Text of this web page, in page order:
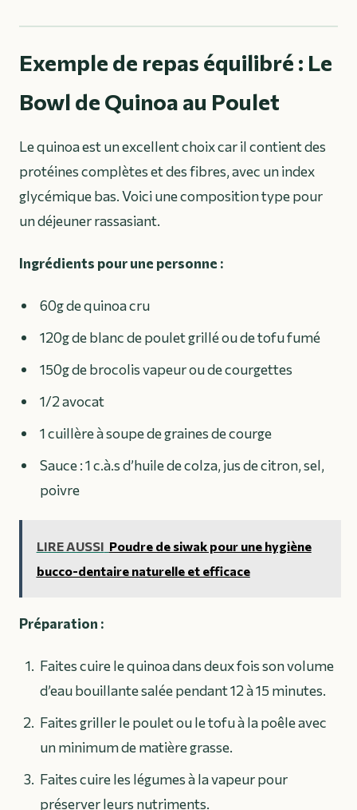
Exemple de repas équilibré : Le
Bowl de Quinoa au Poulet
Le quinoa est un excellent choix car il contient des
protéines complètes et des fibres, avec un index
glycémique bas. Voici une composition type pour
un déjeuner rassasiant.
Ingrédients pour une personne :
60g de quinoa cru
120g de blanc de poulet grillé ou de tofu fumé
150g de brocolis vapeur ou de courgettes
1/2 avocat
1 cuillère à soupe de graines de courge
Sauce : 1 c.à.s d’huile de colza, jus de citron, sel,
poivre
LIRE AUSSI Poudre de siwak pour une hygiène
bucco-dentaire naturelle et efficace
Préparation :
Faites cuire le quinoa dans deux fois son volume
d’eau bouillante salée pendant 12 à 15 minutes.
Faites griller le poulet ou le tofu à la poêle avec
un minimum de matière grasse.
Faites cuire les légumes à la vapeur pour
préserver leurs nutriments.